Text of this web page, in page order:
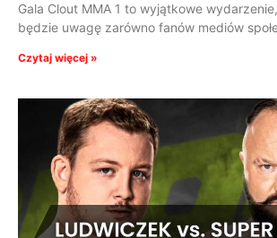
Gala Clout MMA 1 to wyjątkowe
będzie uwagę zarówno fanów mediów
Czytaj więcej »